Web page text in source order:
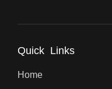
Quick Links
Home